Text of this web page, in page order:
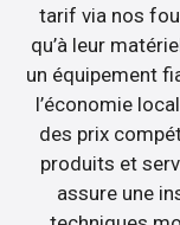
tarif via nos
qu’à leur
un équipement
l’économie
des prix
produits et
assure une